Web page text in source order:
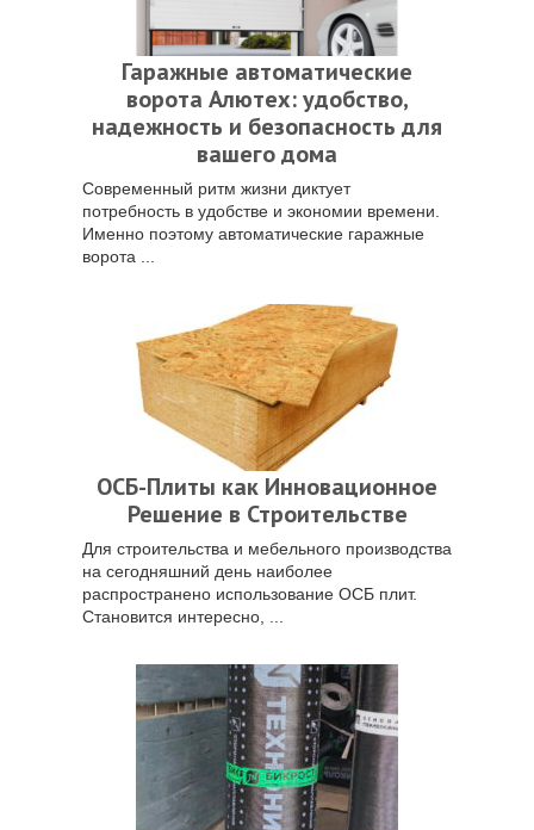
Гаражные автоматические
ворота Алютех: удобство,
надежность и безопасность для
вашего дома
Современный ритм жизни диктует
потребность в удобстве и экономии времени.
Именно поэтому автоматические гаражные
ворота ...
ОСБ-Плиты как Инновационное
Решение в Строительстве
Для строительства и мебельного производства
на сегодняшний день наиболее
распространено использование ОСБ плит.
Становится интересно, ...